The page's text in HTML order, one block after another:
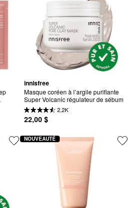
innisfree
Masque coréen à l’argile purifiante
Super Volcanic régulateur de sébum
2,2K
22,00 $
NOUVEAUTÉ